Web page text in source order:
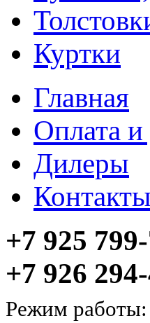
Куртки
Главная
Оплата и
Дилеры
Контакты
+7 925
+7 926
Режим